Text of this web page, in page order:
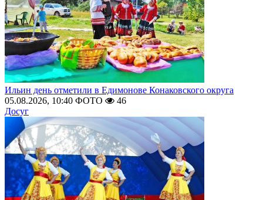
Ильин день отметили в Едимонове Конаковского округа
05.08.2026, 10:40 ФОТО
46
Досуг